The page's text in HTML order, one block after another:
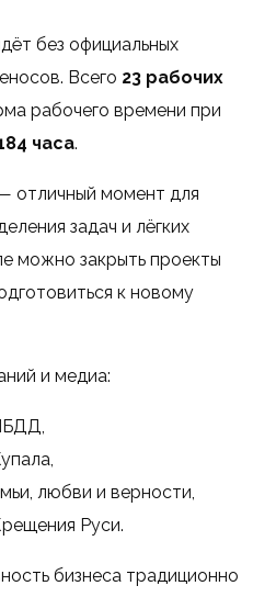
без официальных
Всего 23 рабочих
рабочего времени при
часа.
отличный момент для
задач и лёгких
можно закрыть проекты
к новому
и медиа:
любви и верности,
Руси.
бизнеса традиционно